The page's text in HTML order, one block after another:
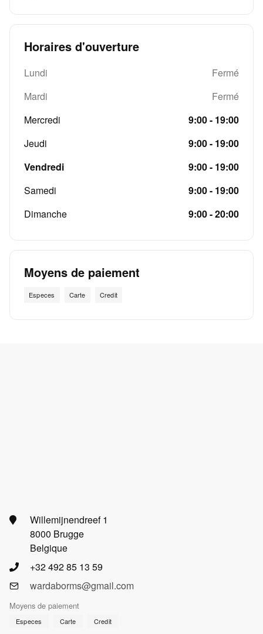
Horaires d'ouverture
Lundi
Fermé
Mardi
Fermé
Mercredi
9:00 - 19:00
Jeudi
9:00 - 19:00
Vendredi
9:00 - 19:00
Samedi
9:00 - 19:00
Dimanche
9:00 - 20:00
Moyens de paiement
Especes Carte Credit
Willemijnendreef 1
8000 Brugge
Belgique
+32 492 85 13 59
wardaborms@gmail.com
Moyens de paiement
Especes Carte Credit